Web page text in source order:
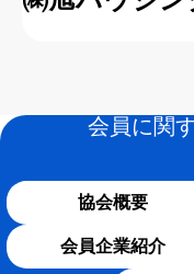
会員に関
協会概要
会員企業紹介